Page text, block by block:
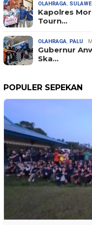
OLAHRAGA,
Kapolres
Tourn…
OLAHRAGA, PALU
Gubernur
Ska…
POPULER SEPEKAN